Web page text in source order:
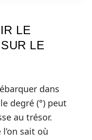
LE
LE
dans
degré (°) peut
au trésor.
sait où